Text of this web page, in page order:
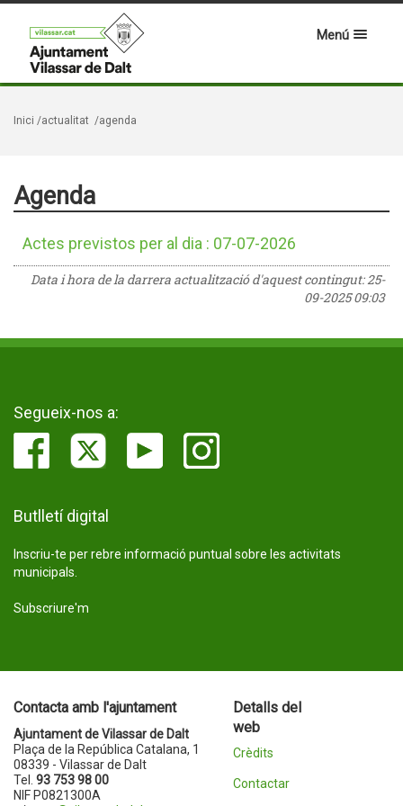
Menú
Inici /actualitat /agenda
Agenda
Actes previstos per al dia : 07-07-2026
Data i hora de la darrera actualització d'aquest contingut:25-
09-2025 09:03
Segueix-nos a:
Butlletí digital
Inscriu-te per rebre informació puntual sobre les activitats
municipals.
Subscriure'm
Contacta amb l'ajuntament
Ajuntament de Vilassar de Dalt
Plaça de la República Catalana, 1
08339 - Vilassar de Dalt
Tel. 93 753 98 00
NIF P0821300A
Detalls del
web
Crèdits
Contactar